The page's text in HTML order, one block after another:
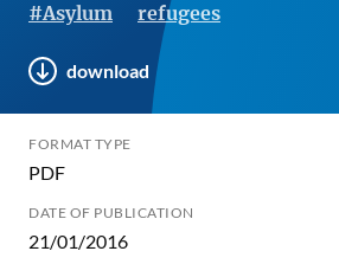
#Asylum refugees
download
FORMAT TYPE
PDF
DATE OF PUBLICATION
21/01/2016